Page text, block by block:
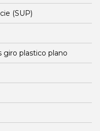
(SUP)
giro plastico plano